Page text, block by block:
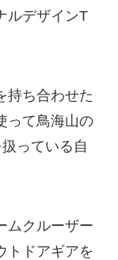
ルデザインT
持ち合わせた
って鳥海山の
っている自
ムクルーザー
トドアギアを